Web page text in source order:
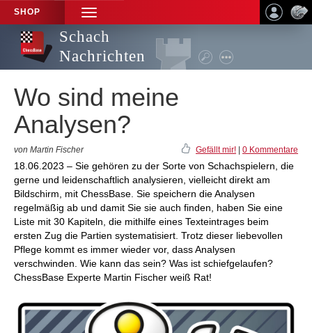
SHOP
TOGGLE
NAVIGATION
Schach
Nachrichten
Wo sind meine
Analysen?
von Martin Fischer Gefällt mir! 0 Kommentare
18.06.2023 – Sie gehören zu der Sorte von Schachspielern, die
gerne und leidenschaftlich analysieren, vielleicht direkt am
Bildschirm, mit ChessBase. Sie speichern die Analysen
regelmäßig ab und damit Sie sie auch finden, haben Sie eine
Liste mit 30 Kapiteln, die mithilfe eines Texteintrages beim
ersten Zug die Partien systematisiert. Trotz dieser liebevollen
Pflege kommt es immer wieder vor, dass Analysen
verschwinden. Wie kann das sein? Was ist schiefgelaufen?
ChessBase Experte Martin Fischer weiß Rat!